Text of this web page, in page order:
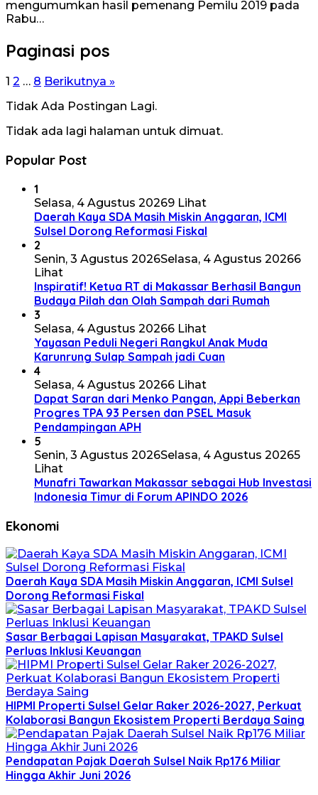
mengumumkan hasil pemenang Pemilu 2019 pada
Rabu…
Paginasi pos
1 2 … 8 Berikutnya »
Tidak Ada Postingan Lagi.
Tidak ada lagi halaman untuk dimuat.
Popular Post
1
Selasa, 4 Agustus 20269 Lihat
Daerah Kaya SDA Masih Miskin Anggaran, ICMI
Sulsel Dorong Reformasi Fiskal
2
Senin, 3 Agustus 2026Selasa, 4 Agustus 20266
Lihat
Inspiratif! Ketua RT di Makassar Berhasil Bangun
Budaya Pilah dan Olah Sampah dari Rumah
3
Selasa, 4 Agustus 20266 Lihat
Yayasan Peduli Negeri Rangkul Anak Muda
Karunrung Sulap Sampah jadi Cuan
4
Selasa, 4 Agustus 20266 Lihat
Dapat Saran dari Menko Pangan, Appi Beberkan
Progres TPA 93 Persen dan PSEL Masuk
Pendampingan APH
5
Senin, 3 Agustus 2026Selasa, 4 Agustus 20265
Lihat
Munafri Tawarkan Makassar sebagai Hub Investasi
Indonesia Timur di Forum APINDO 2026
Ekonomi
Daerah Kaya SDA Masih Miskin Anggaran, ICMI Sulsel
Dorong Reformasi Fiskal
Sasar Berbagai Lapisan Masyarakat, TPAKD Sulsel
Perluas Inklusi Keuangan
HIPMI Properti Sulsel Gelar Raker 2026-2027, Perkuat
Kolaborasi Bangun Ekosistem Properti Berdaya Saing
Pendapatan Pajak Daerah Sulsel Naik Rp176 Miliar
Hingga Akhir Juni 2026